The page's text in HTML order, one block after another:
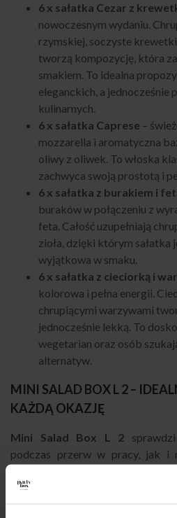
6 x sałatka Cezar z
nowoczesnym wydaniu.
rzymskiej, soczyste
tworzą kompozycję, która
smakiem. To idealna
eleganckich, a jednocześnie
kulinarnych.
6 x sałatka Caprese –
mozzarella i aromatyczna
oliwy z oliwek. To włoska
zachwyca swoją prostotą i
6 x sałatka z burakiem i
buraków w połączeniu z
feta. Całość uzupełniają
zioła, dzięki którym sałatka
wyjątkowa w smaku.
6 x sałatka z cieciorką i
kolorowa i pełna energii.
chrupiącymi warzywami
jednocześnie lekką. To
wegetarian oraz osób
alternatyw.
MINI SALAD BOX L 2 –
KAŻDĄ OKAZJĘ
Mini Salad Box L 2
podczas przerw w pracy, jak i
zabrać ją wszędzie – do biura,